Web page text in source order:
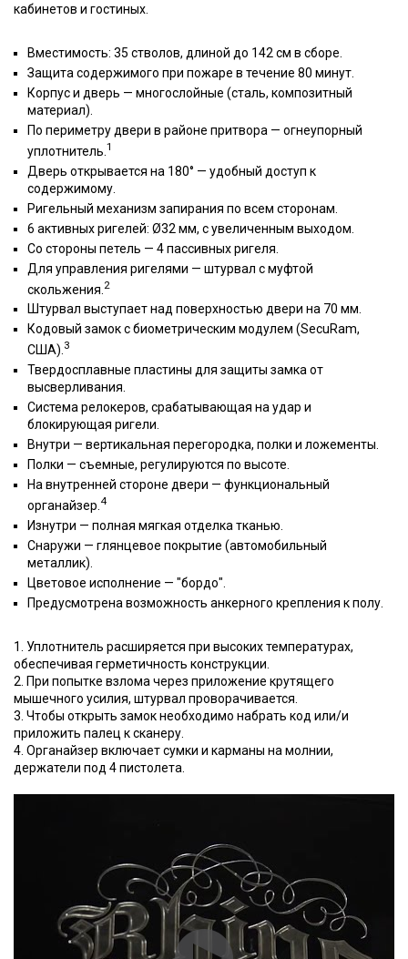
кабинетов и гостиных.
Вместимость: 35 стволов, длиной до 142 см в сборе.
Защита содержимого при пожаре в течение 80 минут.
Корпус и дверь — многослойные (сталь, композитный
материал).
По периметру двери в районе притвора — огнеупорный
уплотнитель. 1
Дверь открывается на 180° — удобный доступ к
содержимому.
Ригельный механизм запирания по всем сторонам.
6 активных ригелей: Ø32 мм, с увеличенным выходом.
Со стороны петель — 4 пассивных ригеля.
Для управления ригелями — штурвал с муфтой
скольжения. 2
Штурвал выступает над поверхностью двери на 70 мм.
Кодовый замок с биометрическим модулем (SecuRam,
США). 3
Твердосплавные пластины для защиты замка от
высверливания.
Система релокеров, срабатывающая на удар и
блокирующая ригели.
Внутри — вертикальная перегородка, полки и ложементы.
Полки — съемные, регулируются по высоте.
На внутренней стороне двери — функциональный
органайзер. 4
Изнутри — полная мягкая отделка тканью.
Снаружи — глянцевое покрытие (автомобильный
металлик).
Цветовое исполнение — "бордо".
Предусмотрена возможность анкерного крепления к полу.
1. Уплотнитель расширяется при высоких температурах,
обеспечивая герметичность конструкции.
2. При попытке взлома через приложение крутящего
мышечного усилия, штурвал проворачивается.
3. Чтобы открыть замок необходимо набрать код или/и
приложить палец к сканеру.
4. Органайзер включает сумки и карманы на молнии,
держатели под 4 пистолета.